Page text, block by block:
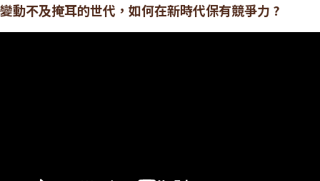
變動不及掩耳的世代，如何在新時代保有競爭力 ?